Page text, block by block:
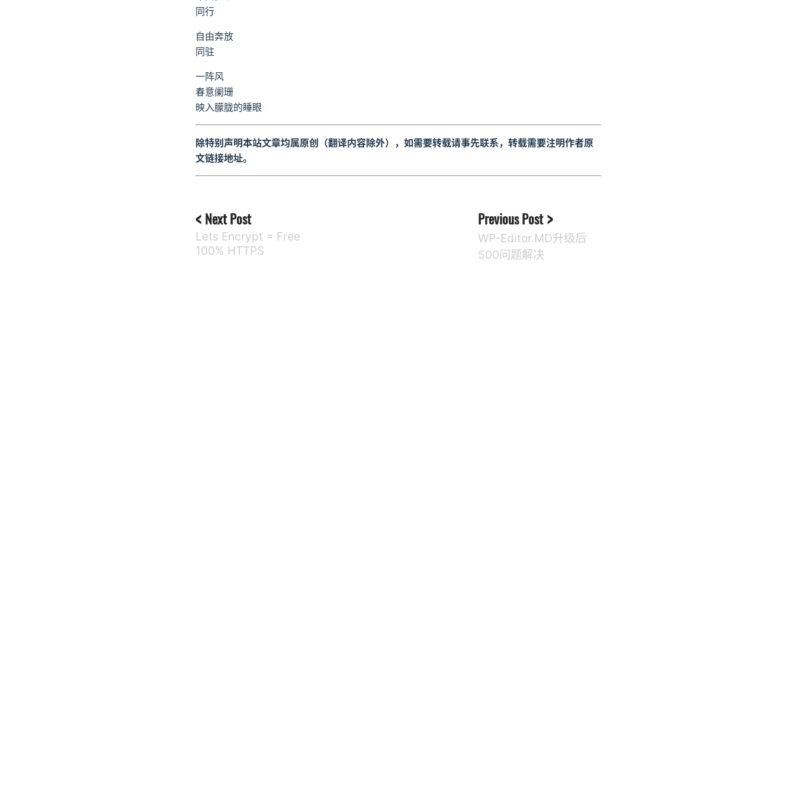
同行
自由奔放
同驻
一阵风
春意阑珊
映入朦胧的睡眼
除特别声明本站文章均属原创（翻译内容除外），如需要转载请事先联系，转载需要注明作者原
文链接地址。
Next Post
Lets Encrypt = Free
100% HTTPS
Previous Post
WP-Editor.MD升级后
500问题解决